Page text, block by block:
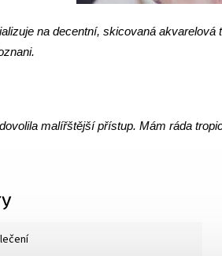
na decentní, skicovaná
malířštější přístup. Mám ráda